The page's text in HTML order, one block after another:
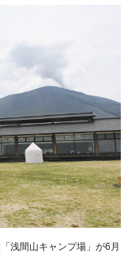
浅間山キャンプ場」が6月